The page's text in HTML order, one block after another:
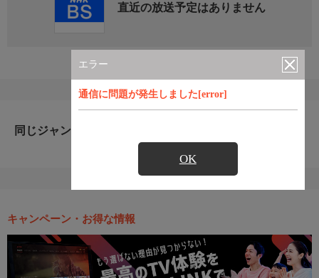
エラー
通信に問題が発生しました[error]
OK
直近の放送予定はありません
同じジャンルのおすすめ番組
キャンペーン・お得な情報